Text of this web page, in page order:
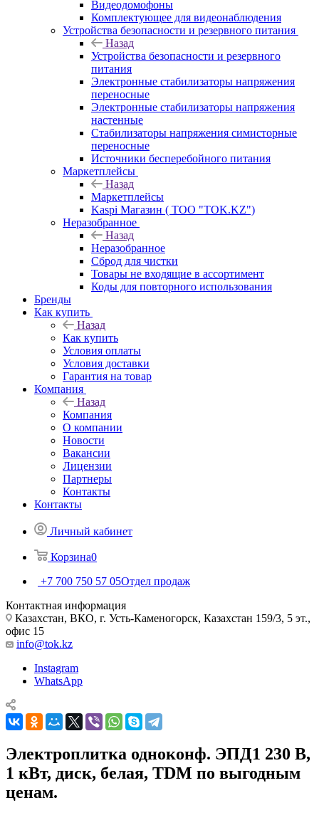
Видеодомофоны
Комплектующее для видеонаблюдения
Устройства безопасности и резервного питания
Назад
Устройства безопасности и резервного
питания
Электронные стабилизаторы напряжения
переносные
Электронные стабилизаторы напряжения
настенные
Стабилизаторы напряжения симисторные
переносные
Источники бесперебойного питания
Маркетплейсы
Назад
Маркетплейсы
Kaspi Магазин ( ТОО "TOK.KZ")
Неразобранное
Назад
Неразобранное
Сброд для чистки
Товары не входящие в ассортимент
Коды для повторного использования
Бренды
Как купить
Назад
Как купить
Условия оплаты
Условия доставки
Гарантия на товар
Компания
Назад
Компания
О компании
Новости
Вакансии
Лицензии
Партнеры
Контакты
Контакты
Личный кабинет
Корзина0
+7 700 750 57 05Отдел продаж
Контактная информация
Казахстан, ВКО, г. Усть-Каменогорск, Казахстан 159/3, 5 эт.,
офис 15
info@tok.kz
Instagram
WhatsApp
Электроплитка одноконф. ЭПД1 230 В,
1 кВт, диск, белая, TDM по выгодным
ценам.